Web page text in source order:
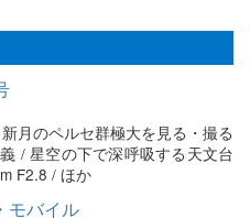
月のペルセ群極大を見る・撮る
/ 星空の下で深呼吸する天文台
F2.8 / ほか
モバイル